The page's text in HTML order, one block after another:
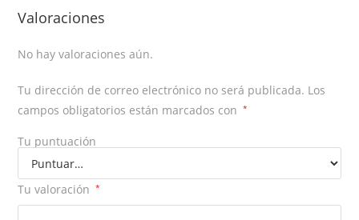
Valoraciones
No hay valoraciones aún.
Tu dirección de correo electrónico no será publicada. Los
campos obligatorios están marcados con
*
Tu puntuación
Tu valoración *